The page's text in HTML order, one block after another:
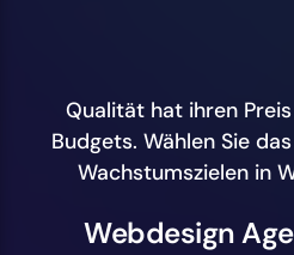
Qualität hat ihren
Budgets. Wählen Sie
Wachstumszielen in
Webdesign